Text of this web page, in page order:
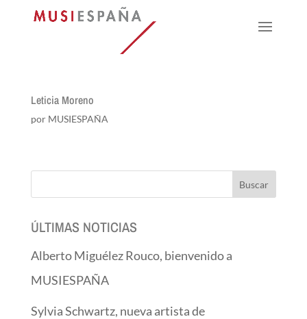
Leticia Moreno
por MUSIESPAÑA
ÚLTIMAS NOTICIAS
Alberto Miguélez Rouco, bienvenido a
MUSIESPAÑA
Sylvia Schwartz, nueva artista de